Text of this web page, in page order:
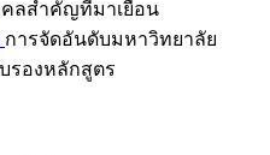
ลสำคัญที่มาเยือน
การจัดอันดับมหาวิทยาลัย
รองหลักสูตร